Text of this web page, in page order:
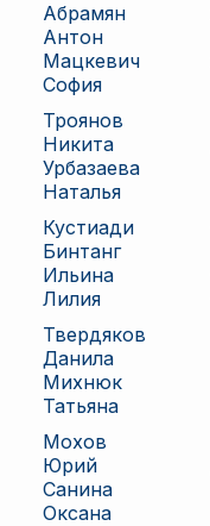
Абрамян
Антон
Мацкевич
София
Троянов
Никита
Урбазаева
Наталья
Кустиади
Бинтанг
Ильина
Лилия
Твердяков
Данила
Михнюк
Татьяна
Мохов
Юрий
Санина
Оксана